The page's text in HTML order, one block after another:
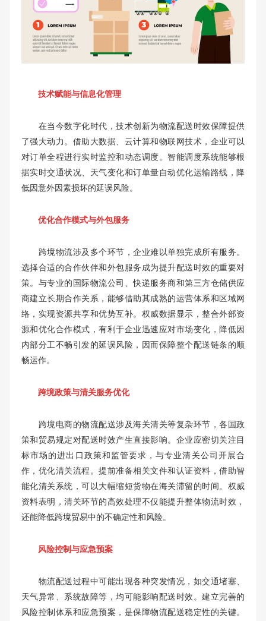
技术赋能与信息化管理
在当今数字化时代，技术创新为物流配送时效保障提供
了强大动力。借助大数据、云计算和物联网技术，企业可以
对订单全程进行实时监控和动态调度。智能调度系统能够根
据实时交通状况、天气变化和订单量自动优化运输路线，降
低因意外因素损坏的延误风险。
优化合作模式与外包服务
跨境物流涉及多个环节，企业难以单独完成所有服务。
选择合适的合作伙伴和外包服务成为提升配送时效的重要对
策。与专业的国际物流公司、快递服务商和第三方仓储供应
商建立长期合作关系，能够借助其成熟的运营体系和区域网
络，实现资源共享和优势互补。权威数据显示，整合外部资
源和优化合作模式，有利于企业迅速应对市场变化，降低因
内部分工不畅引发的延误风险，因而保障整个配送链条的顺
畅运作。
跨境政策与清关服务优化
跨境电商的物流配送涉及海关清关等复杂环节，各国政
策和贸易规定对配送时效产生直接影响。企业应密切关注目
标市场的进出口政策和监管要求，与专业清关公司开展合
作，优化清关流程。提前准备相关文件和认证资料，借助智
能化清关系统，可以大幅缩短货物在海关滞留的时间。权威
资料表明，清关环节的高效处理不仅能提升整体物流时效，
还能降低跨境贸易中的不确定性和风险。
风险控制与应急预案
物流配送过程中可能出现各种突发情况，如交通堵塞、
天气异常、系统故障等，均可能影响配送时效。建立完善的
风险控制体系和应急预案，是保障物流配送稳定性的关键。